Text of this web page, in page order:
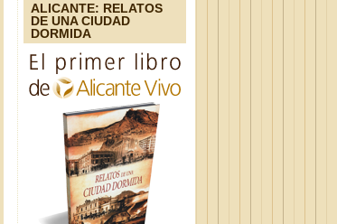
ALICANTE: RELATOS
DE UNA CIUDAD
DORMIDA